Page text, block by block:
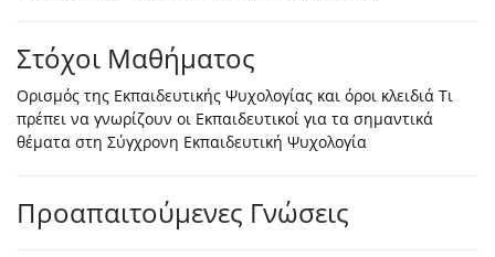
Στόχοι Μαθήματος
Ορισμός της Εκπαιδευτικής Ψυχολογίας και όροι κλειδιά Τι
πρέπει να γνωρίζουν οι Εκπαιδευτικοί για τα σημαντικά
θέματα στη Σύγχρονη Εκπαιδευτική Ψυχολογία
Προαπαιτούμενες Γνώσεις